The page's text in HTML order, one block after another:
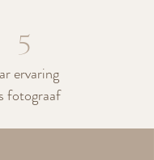
5
ervaring
fotograaf